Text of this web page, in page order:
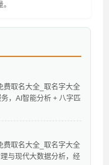
费取名大全_取名字大全
，AI智能分析 + 八字匹
费取名大全_取名字大全
与现代大数据分析，经